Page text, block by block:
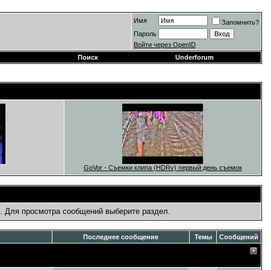
Имя
Запомнить?
Пароль
Войти через OpenID
Поиск Underforum
GoVor - Съемки клипа (HDRv) первый день съемок
. Для просмотра сообщений выберите раздел.
Последнее сообщение Темы Сообщений